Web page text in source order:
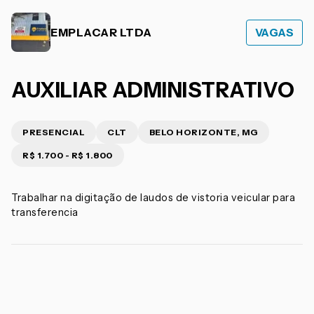
EMPLACAR LTDA VAGAS
AUXILIAR ADMINISTRATIVO
PRESENCIAL CLT BELO HORIZONTE, MG
R$ 1.700 - R$ 1.800
Trabalhar na digitação de laudos de vistoria veicular para
transferencia